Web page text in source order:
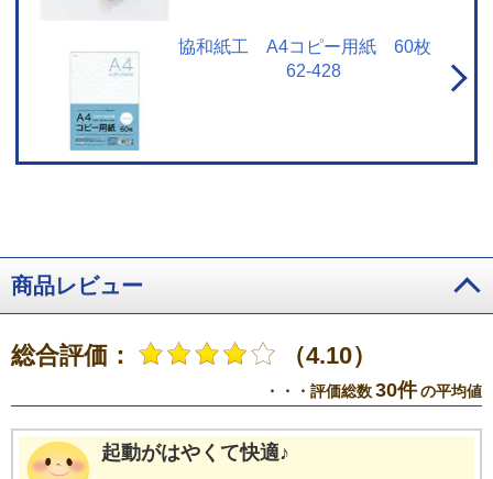
協和紙工 A4コピー用紙 60枚
62-428
商品レビュー
総合評価： （4.10）
・・・評価総数30件の平均値
起動がはやくて快適♪